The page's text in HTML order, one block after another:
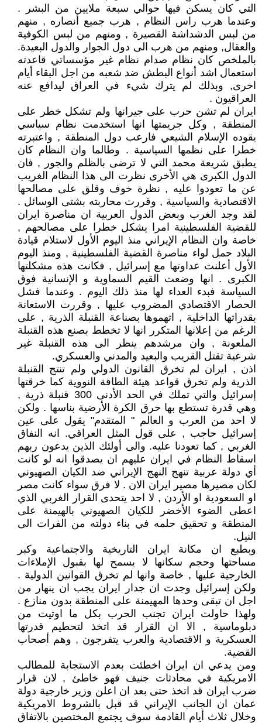
التي كان يسكن فيها حوالي سبعة ملايين من البشر .
وعندما هرب راس النظام , هرب جميع أنصاره , منهم
من لبس الدشداشة القصيرة , ومنهم من لبس الكوفية
والعقال, ومنهم من هرب الى دول الجوار والدول البعيدة.
بالملخص كان نظام صدام نظام غير مؤسساتي قاعدته
استعمال اشد أنواع البطش ضد شعبه من اجل البقاء أيام
اخرى, وبذلك لم يترك شيء في العراق ليدافع عنه
العراقيون .
ايران لم تشن حرب على جيرانها ولم تشكل خطر على
المنطقة , وكل جريمتها انها استخدمت نظام سياسي
يقوده الإسلام الشيعي فارعب دول المنطقة , واعتبرته
خطرا على نظمها السياسية . وطالما وان النظام كان
يطبق شريعة محمد التي لا ترضى بالظلم والجور , فان
الدول الكبرى هي الأخرى نظرت الى هذا النظام الغريب
عن ما تعودوا عليه , نظرة خوف وقلق على مصالحها
الاقتصادية والسياسية , وقررت محاربته بشتى الوسائل .
لقد وجد الغرب وبعض الدول العربية ان مناصرة ايران
للقضية الفلسطينية امرا يشكل خطرا على مصالحهم ,
خاصة وان النظام الإيراني منذ اليوم الأول لاستلام قيادة
البلاد حمل لواء مناصرة القضية الفلسطينية , ومنذ اليوم
الأول أعلنت عداوتها مع إسرائيل , فكانت هذه مشكلتها
الكبرى . انها وضعت القيم السماوية و الإنسانية فوق
السياسة فبدء العداء لها منذ ذلك اليوم . وعندما فشل
الحصار الاقتصادي المضروب عليها , وقررت الاستعانة
بقدراتها الداخلية , اتهموها بصناعة القنبلة الذرية , على
الرغم من إعلانها المتكرر انها لا تخطط بصنع هذه القنبلة
الملعونة , وان مرشدهم ينظر الى هذه القنبلة غير
شرعية تقتل القريب والبعيد والمدني والعسكري.
اذن , ايران لم تخرق القانون الدولي ولم تنتج القنبلة
الذرية ولم تخرق قواعد هيئة الطاقة النووية كما خرقتها
إسرائيل والتي تملك في الحد الأدنى 300 قنبلة ذرية ,
وهي قدرة تستطع بها حرق الكرة الأرضية بناسها . ولكن
لا احد من العرب و العالم " المتقدم" يقول على عين
إسرائيل حاجب , على قول المثل العراقي. انه النفاق
الغربي , كما تعودنا عليه. والى أولئك الذين يدعون ربهم
اسقاط النظام في ايران عليهم ان يصدقوا انه لو كانت
أي دولة عربية تنهج النهج الإيراني ضد الكيان الصهيوني
لكان مصيرها مصير ايران الان . لا فرق سواء كانت مصر
او السعودية او الأردن , لا احد يتحدى القرار الغربي الذي
اعطى الضوء الأخضر للكيان الصهيوني بالهيمنة على
المنطقة و تحقيق حلمه في بناء دولته من الفرات الى
النيل.
وبطبع ان مكانة ايران التاريخية والاجتماعية وكبر
مساحتها وحجم سكانها لا يسمح لها بقبول الإملاءات
الخارجية عليها , خاصة وانها لم تخرق القوانين الدولية .
ولكن إسرائيل وجدت ان جدار ايران يجب ان ينهار من
اجل ان تبقى وحدها المهيمنة على المنطقة بدون منازع .
ولهذا حاولت ايران تجنب الحرب بكل ما اوتيت من
دبلوماسية , الا ان القرار قد اتخذ لتحطيم قدرتها
العسكرية و الاقتصادية والعرب يتفرجون , وهم أصحاب
القضية.
ومن يدعي ان ايران اخطئت بعدم الاستجابة للمطالب
الامريكية في محادثات جنيف فهو خاطئ , لان قرار
ضرب ايران قد اتخذ حتى بعد ان اعلن وزير خارجية دولة
عمان ان الجانب الإيراني قد قبل بالشروط الامريكية
وخلال ثلاث أيام القادمة سوف يجتمع المختصين بالاتفاق